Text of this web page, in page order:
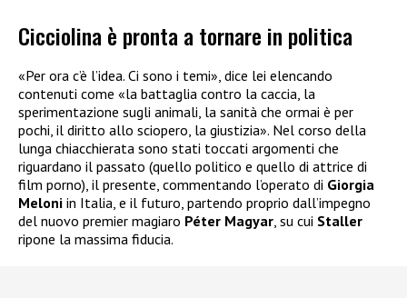
Cicciolina è pronta a tornare in politica
«Per ora c’è l’idea. Ci sono i temi», dice lei elencando
contenuti come «la battaglia contro la caccia, la
sperimentazione sugli animali, la sanità che ormai è per
pochi, il diritto allo sciopero, la giustizia». Nel corso della
lunga chiacchierata sono stati toccati argomenti che
riguardano il passato (quello politico e quello di attrice di
film porno), il presente, commentando l’operato di Giorgia
Meloni in Italia, e il futuro, partendo proprio dall’impegno
del nuovo premier magiaro Péter Magyar , su cui Staller
ripone la massima fiducia.